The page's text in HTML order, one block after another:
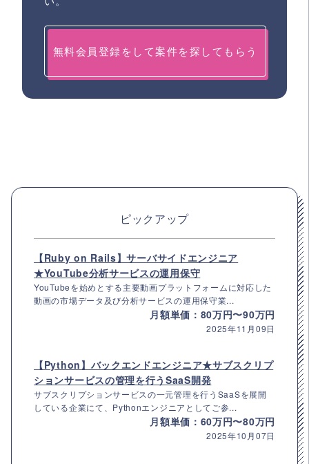
無料会員登録をして案件を探してもらう
ピックアップ
【Ruby on Rails】サーバサイドエンジニア
★YouTube分析サービスの運用保守
YouTubeを始めとする主要動画プラットフォームに対応した
動画の市場データ及び分析サービスの運用保守業...
月額単価：80万円〜90万円
2025年11月09日
【Python】バックエンドエンジニア★サブスクリプ
ションサービスの管理を行うSaaS開発
サブスクリプションサービスの一元管理を行うSaaSを展開
している企業にて、Pythonエンジニアとしてご参...
月額単価：60万円〜80万円
2025年10月07日